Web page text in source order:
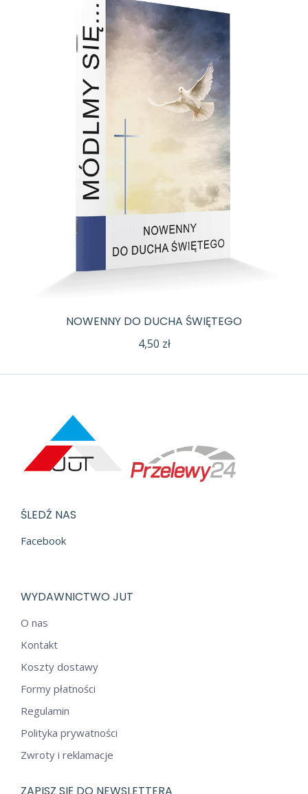
7,00 zł.5,00 zł.
NOWENNY DO DUCHA ŚWIĘTEGO
4,50 zł
ŚLEDŹ NAS
Facebook
WYDAWNICTWO JUT
O nas
Kontakt
Koszty dostawy
Formy płatności
Regulamin
Polityka prywatności
Zwroty i reklamacje
ZAPISZ SIĘ DO NEWSLETTERA